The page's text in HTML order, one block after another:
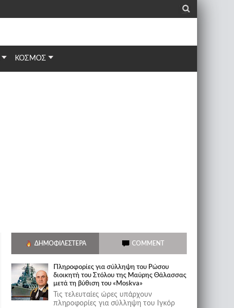
_
ΚΟΣΜΟΣ
ΔΗΜΟΦΙΛΈΣΤΕΡΑ COMMENT
Πληροφορίες για σύλληψη του Ρώσου
διοικητή του Στόλου της Mαύρης Θάλασσας
μετά τη βύθιση του «Moskva»
Τις τελευταίες ώρες υπάρχουν
πληροφορίες για σύλληψη του Ιγκόρ